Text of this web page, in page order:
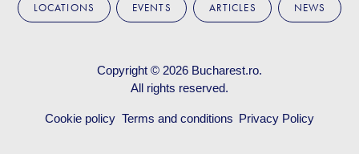
LOCATIONS EVENTS ARTICLES NEWS
Copyright © 2026 Bucharest.ro.
All rights reserved.
Cookie policy Terms and conditions Privacy Policy